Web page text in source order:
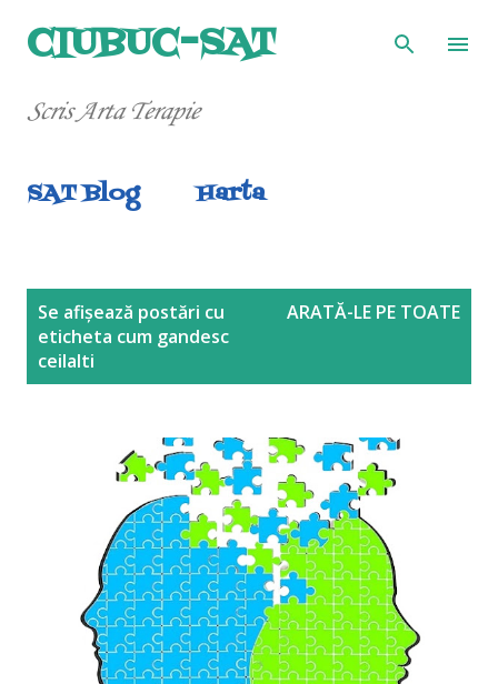
Treceți la conținutul principal
CIUBUC-SAT
Scris Arta Terapie
SAT Blog Harta
Se afișează postări cu
eticheta cum gandesc
ceilalti
ARATĂ-LE PE TOATE